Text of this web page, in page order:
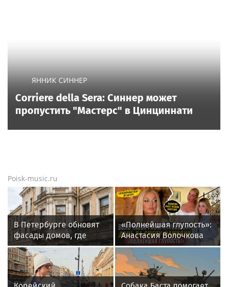
ЯННИК СИННЕР
Corriere della Sera: Синнер может
пропустить "Мастерс" в Цинциннати
Poisk-music.ru
В Петербурге обновят
фасады домов, где
жили Чайковский и
Тургенев
«Полнейшая глупость»:
Анастасия Волочкова
осудила дочь за отказ
от знаменитой
фамилии